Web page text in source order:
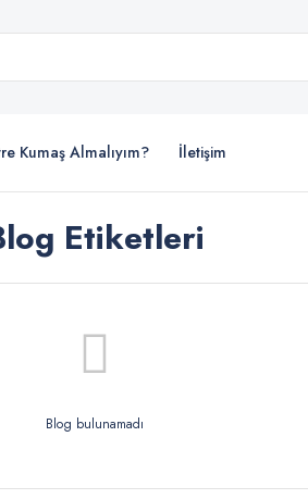
Kumaş Almalıyım? İletişim
Etiketleri
Blog bulunamadı